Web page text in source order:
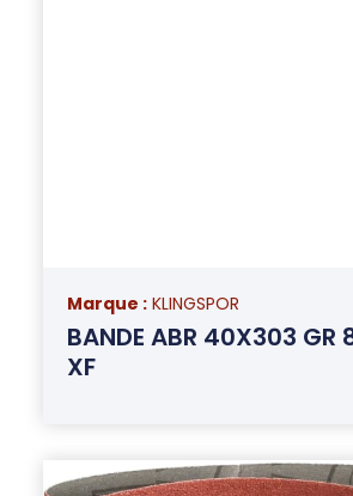
Marque : KLINGSPOR
BANDE ABR 40X303 GR
XF